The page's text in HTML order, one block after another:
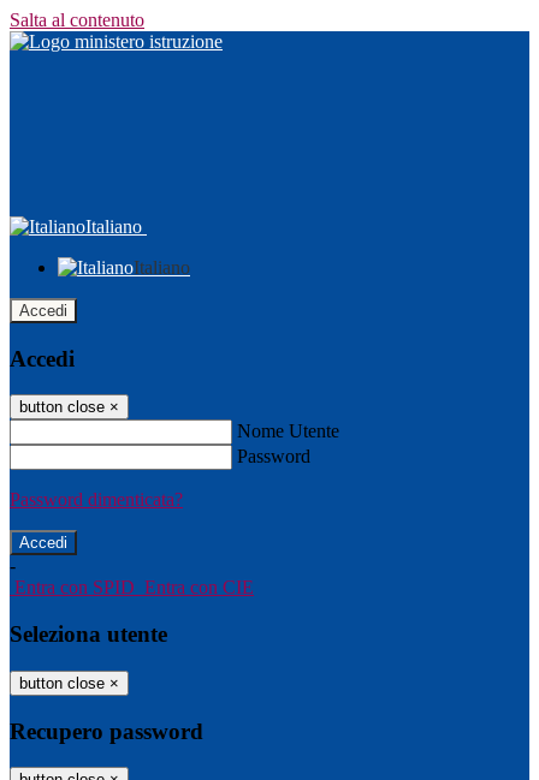
Salta al contenuto
Italiano
Italiano
Accedi
Accedi
button close ×
Nome Utente
Password
Password dimenticata?
-
Entra con SPID Entra con CIE
Seleziona utente
button close ×
Recupero password